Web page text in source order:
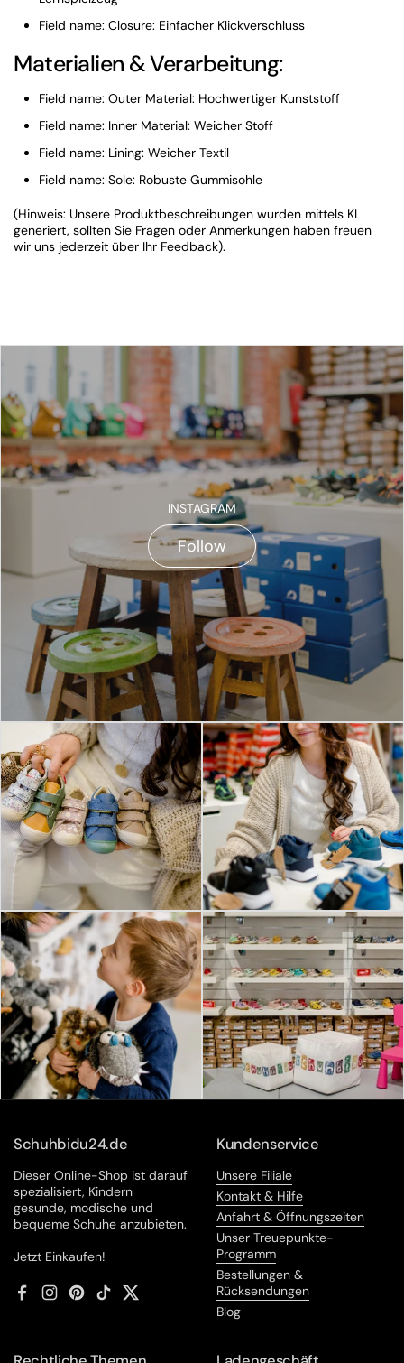
Field name: Closure: Einfacher Klickverschluss
Materialien & Verarbeitung:
Field name: Outer Material: Hochwertiger Kunststoff
Field name: Inner Material: Weicher Stoff
Field name: Lining: Weicher Textil
Field name: Sole: Robuste Gummisohle
(Hinweis: Unsere Produktbeschreibungen wurden mittels KI
generiert, sollten Sie Fragen oder Anmerkungen haben freuen
wir uns jederzeit über Ihr Feedback).
INSTAGRAM
Follow
Schuhbidu24.de
Dieser Online-Shop ist darauf
spezialisiert, Kindern
gesunde, modische und
bequeme Schuhe anzubieten.
Jetzt Einkaufen!
FacebookInstagram
Pinterest
TikTokTwitter
Kundenservice
Unsere Filiale
Kontakt & Hilfe
Anfahrt & Öffnungszeiten
Unser Treuepunkte-
Programm
Bestellungen &
Rücksendungen
Blog